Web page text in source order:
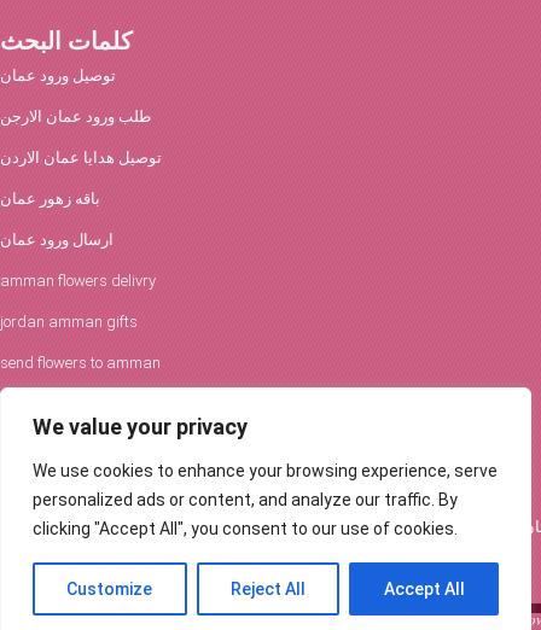
We value your privacy
We use cookies to enhance your browsing experience, serve
personalized ads or content, and analyze our traffic. By
clicking "Accept All", you consent to our use of cookies.
Customize Reject All Accept All
كلمات البحث
توصيل ورود عمان
طلب ورود عمان الارجن
توصيل هدايا عمان الاردن
باقه زهور عمان
ارسال ورود عمان
amman flowers delivry
jordan amman gifts
send flowers to amman
افكار الورود والحفلات
توصيل ورود عمان
Flowers Delivery in Amman
Send a beautiful flower bouquet to your loved ones in Amman, Jordan ... Order